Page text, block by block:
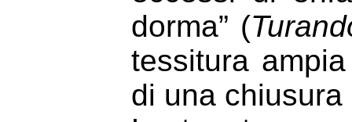
dorma” (
tessitura
di una